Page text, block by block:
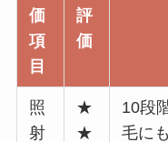
価
項
目
評
価
照
射
★
★
10段
毛に